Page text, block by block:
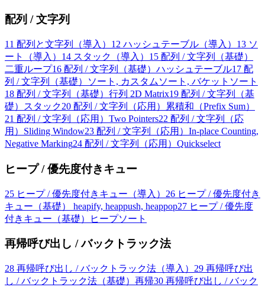
配列 / 文字列
11 配列と文字列（導入） 12 ハッシュテーブル（導入） 13 ソ
ート（導入） 14 スタック（導入） 15 配列 / 文字列（基礎）
二重ループ16 配列 / 文字列（基礎）ハッシュテーブル17 配
列 / 文字列（基礎）ソート, カスタムソート, バケットソート
18 配列 / 文字列（基礎）行列 2D Matrix19 配列 / 文字列（基
礎）スタック20 配列 / 文字列（応用）累積和（Prefix Sum）
21 配列 / 文字列（応用）Two Pointers22 配列 / 文字列（応
用）Sliding Window23 配列 / 文字列（応用）In-place Counting,
Negative Marking24 配列 / 文字列（応用）Quickselect
ヒープ / 優先度付きキュー
25 ヒープ / 優先度付きキュー（導入） 26 ヒープ / 優先度付き
キュー（基礎） heapify, heappush, heappop27 ヒープ / 優先度
付きキュー（基礎）ヒープソート
再帰呼び出し / バックトラック法
28 再帰呼び出し / バックトラック法（導入） 29 再帰呼び出
し / バックトラック法（基礎）再帰30 再帰呼び出し / バック